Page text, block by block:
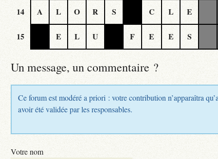
14 A L O R S C L E
15 E L U F E E S
Un message, un commentaire ?
Ce forum est modéré a priori : votre contribution n’apparaîtra
avoir été validée par les responsables.
Votre nom